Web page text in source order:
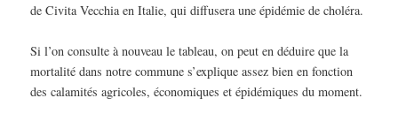
de Civita Vecchia en Italie, qui diffusera une épidémie de choléra.
Si l’on consulte à nouveau le tableau, on peut en déduire que la
mortalité dans notre commune s’explique assez bien en fonction
des calamités agricoles, économiques et épidémiques du moment.